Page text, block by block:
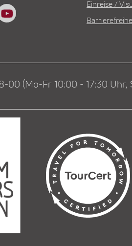
Einreise /
00 (Mo-Fr 10:00 - 17:30 Uhr,